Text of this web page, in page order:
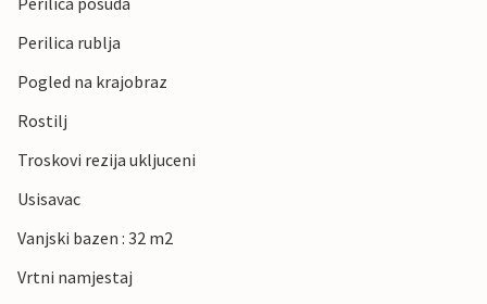
Perilica rublja
Pogled na krajobraz
Rostilj
Troskovi rezija ukljuceni
Usisavac
Vanjski bazen : 32 m2
Vrtni namjestaj